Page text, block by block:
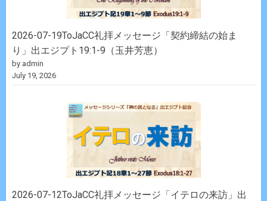
2026-07-19ToJaCC礼拝メッセージ「契約締結の始ま
り」出エジプト19:1-9（玉井芳恵）
by admin
July 19, 2026
2026-07-12ToJaCC礼拝メッセージ「イテロの来訪」出